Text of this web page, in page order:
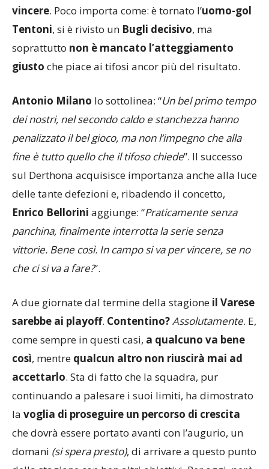
vincere. Poco importa come: è tornato l’uomo-gol
Tentoni, si è rivisto un Bugli decisivo, ma
soprattutto non è mancato l’atteggiamento
giusto che piace ai tifosi ancor più del risultato.
Antonio Milano lo sottolinea: “Un bel primo tempo
dei nostri, nel secondo caldo e stanchezza hanno
penalizzato il bel gioco, ma non l’impegno che alla
fine è tutto quello che il tifoso chiede”. Il successo
sul Derthona acquisisce importanza anche alla luce
delle tante defezioni e, ribadendo il concetto,
Enrico Bellorini aggiunge: “Praticamente senza
panchina, finalmente interrotta la serie senza
vittorie. Bene così. In campo si va per vincere, se no
che ci si va a fare?”.
A due giornate dal termine della stagione il Varese
sarebbe ai playoff. Contentino?Assolutamente. E,
come sempre in questi casi, a qualcuno va bene
così, mentre qualcun altro non riuscirà mai ad
accettarlo. Sta di fatto che la squadra, pur
continuando a palesare i suoi limiti, ha dimostrato
la voglia di proseguire un percorso di crescita
che dovrà essere portato avanti con l’augurio, un
domani (si spera presto), di arrivare a questo punto